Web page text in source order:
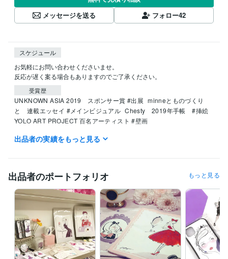
メッセージを送る
フォロー42
スケジュール
お気軽にお問い合わせくださいませ。
反応が遅く案る場合もありますのでご了承ください。
受賞歴
UNKNOWN ASIA 2019　スポンサー賞 #出展 minneとものづくり
と　連載エッセイ #メインビジュアル Chesty　2019年手帳　#挿絵
YOLO ART PROJECT ‪百名アーティスト #壁画
得意分野
コスメ スパ 美容 化粧品 エステ ヨガ スキンケア
ボディケア
出品者の実績をもっと見る
出品者のポートフォリオ もっと見る